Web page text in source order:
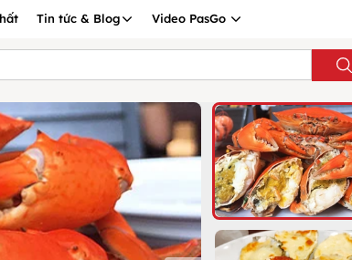
Tin tức & Blog Video PasGo